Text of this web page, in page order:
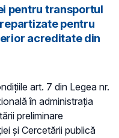
pentru transportul
pentru
acreditate din
art. 7 din Legea nr.
în administraţia
preliminare
și Cercetării publică